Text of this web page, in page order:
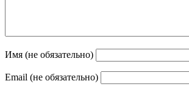
Имя (не обязательно)
Email (не обязательно)